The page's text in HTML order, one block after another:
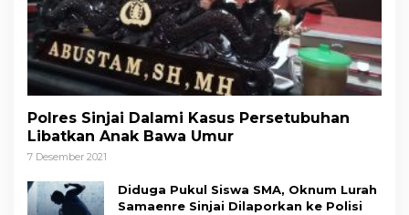
Polres Sinjai Dalami Kasus Persetubuhan
Libatkan Anak Bawa Umur
7 Desember 2021
Diduga Pukul Siswa SMA, Oknum Lurah
Samaenre Sinjai Dilaporkan ke Polisi